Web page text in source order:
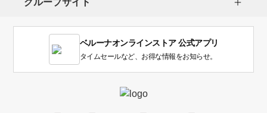
ベルーナオンラインストア 公式アプリ
タイムセールなど、お得な情報をお知らせ。